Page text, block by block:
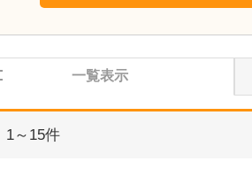
一覧表示
1～15件